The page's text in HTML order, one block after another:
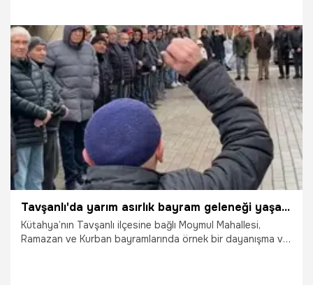
rakiplerine taş çıkartan dayanıklılığıyla dikkat çekiyor.
Üretici Ömer Karaca’nın "Aradan bir yıl geçse bile içi
boşalmaz" sözleriyle tanımladığı bu yerel lezzet, Bursa
başta olmak üzere tüm Türkiye’ye açılmaya hazırlanıyor. İ
2.04.2026 Gündem
Tavşanlı'da yarım asırlık bayram geleneği yaşatılıyor
Kütahya’nın Tavşanlı ilçesine bağlı Moymul Mahallesi,
Ramazan ve Kurban bayramlarında örnek bir dayanışma ve